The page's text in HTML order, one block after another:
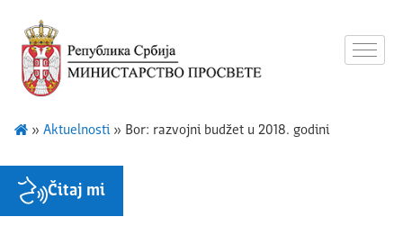
» Aktuelnosti» Bor: razvojni budžet u 2018. godini
Čitaj mi